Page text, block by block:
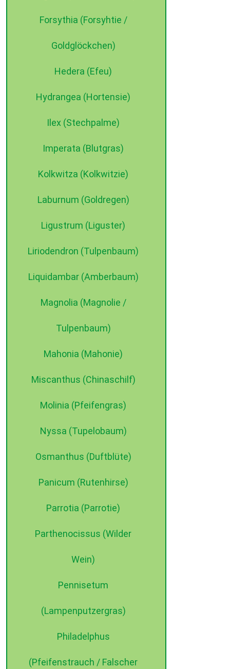
Forsythia (Forsyhtie /
Goldglöckchen)
Hedera (Efeu)
Hydrangea (Hortensie)
Ilex (Stechpalme)
Imperata (Blutgras)
Kolkwitza (Kolkwitzie)
Laburnum (Goldregen)
Ligustrum (Liguster)
Liriodendron (Tulpenbaum)
Liquidambar (Amberbaum)
Magnolia (Magnolie /
Tulpenbaum)
Mahonia (Mahonie)
Miscanthus (Chinaschilf)
Molinia (Pfeifengras)
Nyssa (Tupelobaum)
Osmanthus (Duftblüte)
Panicum (Rutenhirse)
Parrotia (Parrotie)
Parthenocissus (Wilder
Wein)
Pennisetum
(Lampenputzergras)
Philadelphus
(Pfeifenstrauch / Falscher